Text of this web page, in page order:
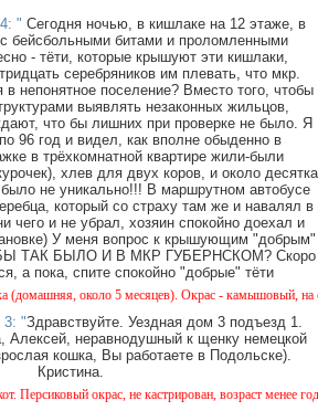
" Сегодня ночью, в кишлаке на 12 этаже, в
бейсбольными битами и проломленными
- тёти, которые крышуют эти кишлаки,
серебряников им плевать, что мкр.
в непонятное поселение? Вместо того, чтобы
выявлять незаконных жильцов,
что бы лишних при проверке не было. Я
96 год и видел, как вполне обыденно в
в трёхкомнатной квартире жили-были
хлев для двух коров, и около десятка
не уникально!!! В маршрутном автобусе
который со страху там же и навалял в
чего и не убрал, хозяин спокойно доехал и
У меня вопрос к крышующим "добрым"
ТАК БЫЛО И В МКР ГУБЕРНСКОМ? Скоро
а пока, спите спокойно "добрые" тёти
5 месяцев). Окрас - камышовый, на один глазик
3: "Здравствуйте. Уездная дом 3 подъезд 1.
Алексей, неравнодушный к щенку немецкой
кошка, Вы работаете в Подольске).
Кристина.
не кастрирован, возраст менее года, ухожен,